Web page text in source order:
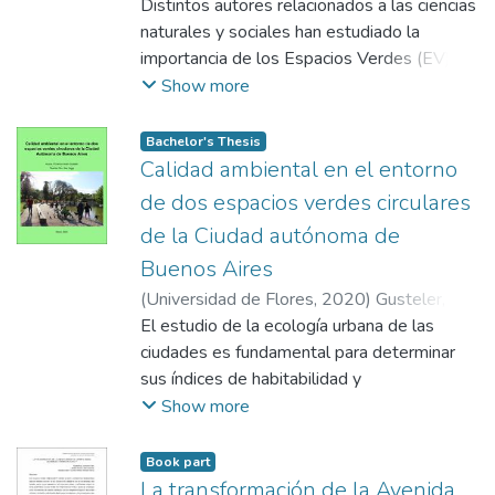
José Luis ;Faggi, Ana
Distintos autores relacionados a las ciencias
naturales y sociales han estudiado la
importancia de los Espacios Verdes (EV) en
las ciudades y todos coinciden en que son
sostenible. A pesar de ello, la cantidad y
calidad de éstos han disminuido en los
últimos años. El presente trabajo aborda
esta problemática desde el punto de vista
de la calidad de los EV, haciendo foco en el
aspecto térmico y su relación con la
superficie construida, determinando que
existe una relación entre ambos en
pequeños espacios verdes de la Ciudad
Autónoma de Buenos Aires.
Se estudiaron nueve EV urbanos de
bolsillo), tanto en época estival como
invernal midiendo temperaturas del aire y
Show more
Bachelor's Thesis
Calidad ambiental en el entorno
de dos espacios verdes circulares
de la Ciudad autónoma de
Buenos Aires
(Universidad de Flores, 2020) Gusteler,
Florencia Anahí; Faggi, Ana
El estudio de la ecología urbana de las
ciudades es fundamental para determinar
sus índices de habitabilidad y
sustentabilidad ambiental. La situación
porcentaje de infraestructuras verdes,
generando así, falencias en la calidad de
Show more
Book part